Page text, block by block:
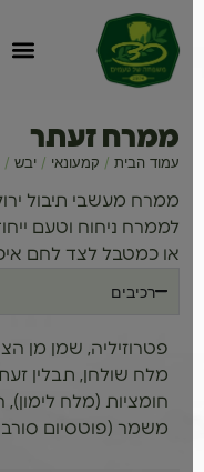
ממרח זעתר
עמוד הבית/ קמעונאי/ יבש/
ממרח מעשבי תיבול
לממרח ניחוח וטעם
או כמטבל לצד לחם
רכיבים
פטרוזיליה, שמן מן
חומציות (מלח לימון),
משמר (פוטסיום